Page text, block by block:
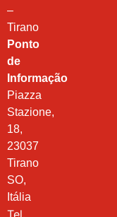
–
Tirano
Ponto
de
Informação
Piazza
Stazione,
18,
23037
Tirano
SO,
Itália
Tel.